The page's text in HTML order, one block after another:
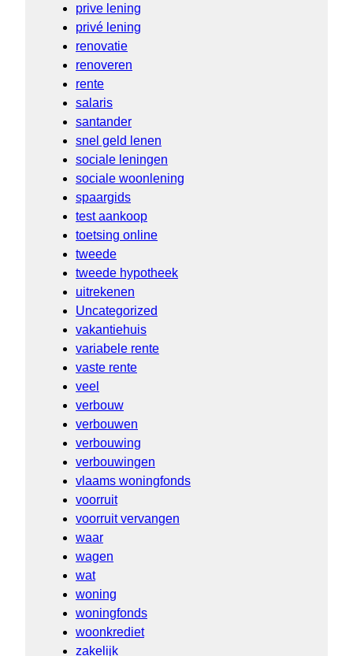
prive lening
privé lening
renovatie
renoveren
rente
salaris
santander
snel geld lenen
sociale leningen
sociale woonlening
spaargids
test aankoop
toetsing online
tweede
tweede hypotheek
uitrekenen
Uncategorized
vakantiehuis
variabele rente
vaste rente
veel
verbouw
verbouwen
verbouwing
verbouwingen
vlaams woningfonds
voorruit
voorruit vervangen
waar
wagen
wat
woning
woningfonds
woonkrediet
zakelijk